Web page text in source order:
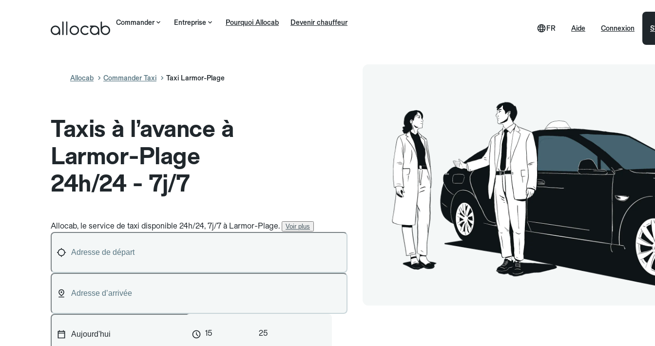
Commander Entreprise Pourquoi Allocab Devenir chauffeur
Aide
FR Connexion
Allocab Commander Taxi Taxi Larmor-Plage
Taxis à l’avance à
Larmor-Plage
24h/24 - 7j/7
Allocab, le service de taxi disponible 24h/24, 7j/7 à Larmor-Plage. Voir plus
15 25